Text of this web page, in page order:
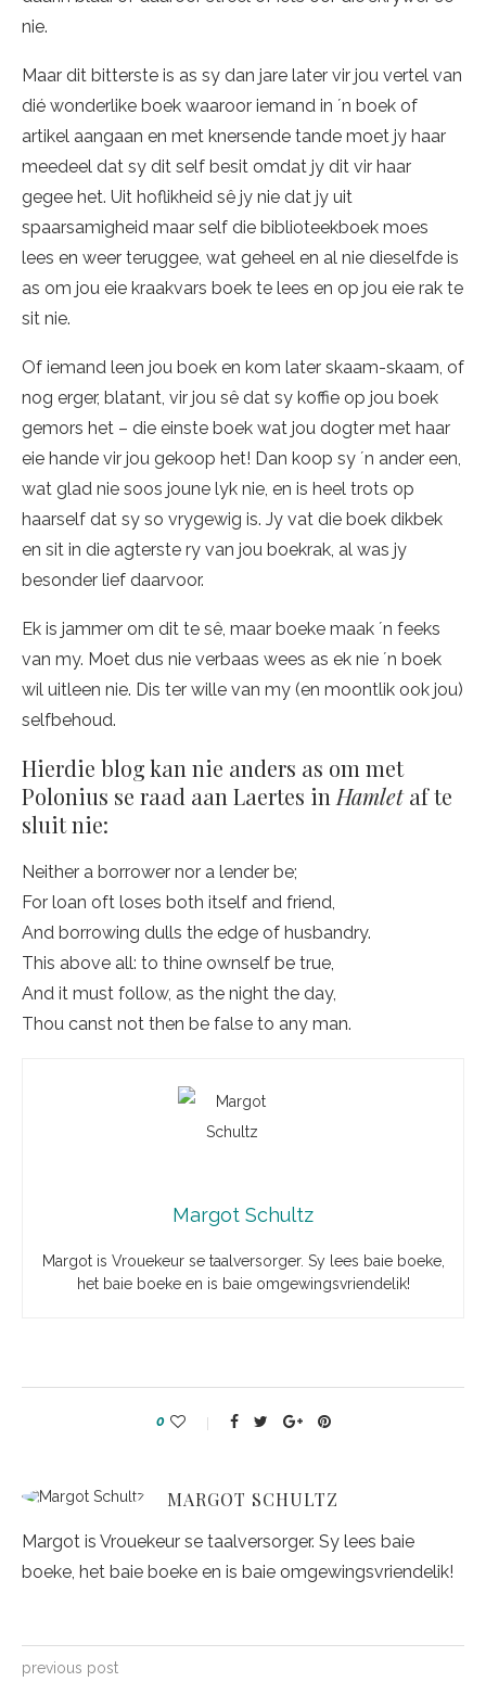
nie.
Maar dit bitterste is as sy dan jare later vir jou vertel van
dié wonderlike boek waaroor iemand in ´n boek of
artikel aangaan en met knersende tande moet jy haar
meedeel dat sy dit self besit omdat jy dit vir haar
gegee het. Uit hoflikheid sê jy nie dat jy uit
spaarsamigheid maar self die biblioteekboek moes
lees en weer teruggee, wat geheel en al nie dieselfde is
as om jou eie kraakvars boek te lees en op jou eie rak te
sit nie.
Of iemand leen jou boek en kom later skaam-skaam, of
nog erger, blatant, vir jou sê dat sy koffie op jou boek
gemors het – die einste boek wat jou dogter met haar
eie hande vir jou gekoop het! Dan koop sy ´n ander een,
wat glad nie soos joune lyk nie, en is heel trots op
haarself dat sy so vrygewig is. Jy vat die boek dikbek
en sit in die agterste ry van jou boekrak, al was jy
besonder lief daarvoor.
Ek is jammer om dit te sê, maar boeke maak ´n feeks
van my. Moet dus nie verbaas wees as ek nie ´n boek
wil uitleen nie. Dis ter wille van my (en moontlik ook jou)
selfbehoud.
Hierdie blog kan nie anders as om met
Polonius se raad aan Laertes in Hamletaf te
sluit nie:
Neither a borrower nor a lender be;
For loan oft loses both itself and friend,
And borrowing dulls the edge of husbandry.
This above all: to thine ownself be true,
And it must follow, as the night the day,
Thou canst not then be false to any man.
Margot Schultz
Margot is Vrouekeur se taalversorger. Sy lees baie boeke,
het baie boeke en is baie omgewingsvriendelik!
0
MARGOT SCHULTZ
Margot is Vrouekeur se taalversorger. Sy lees baie
boeke, het baie boeke en is baie omgewingsvriendelik!
previous post